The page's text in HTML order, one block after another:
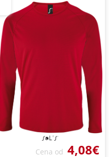
Cena od 4,08€